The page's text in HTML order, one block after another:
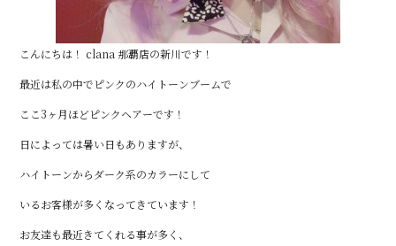
こんにちは！ clana 那覇店の新川です！
最近は私の中でピンクのハイトーンブームで
ここ3ヶ月ほどピンクヘアーです！
日によっては暑い日もありますが、
ハイトーンからダーク系のカラーにして
いるお客様が多くなってきています！
お友達も最近きてくれる事が多く、